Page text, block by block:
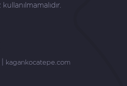
kagankocatepe.com